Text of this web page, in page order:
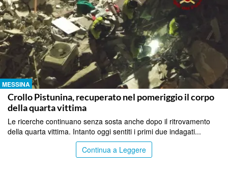
MESSINA
Crollo Pistunina, recuperato nel pomeriggio il corpo
della quarta vittima
Le ricerche continuano senza sosta anche dopo il ritrovamento
della quarta vittima. Intanto oggi sentiti i primi due indagati...
Continua a Leggere